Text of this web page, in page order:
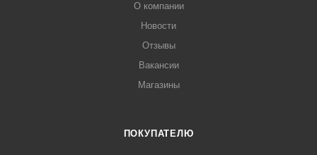
О компании
Новости
Отзывы
Вакансии
Магазины
ПОКУПАТЕЛЮ